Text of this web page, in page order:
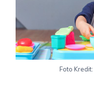
Foto Kredit: